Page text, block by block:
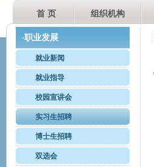
首 页 组织机构
·职业发展
就业新闻
就业指导
校园宣讲会
实习生招聘
博士生招聘
双选会